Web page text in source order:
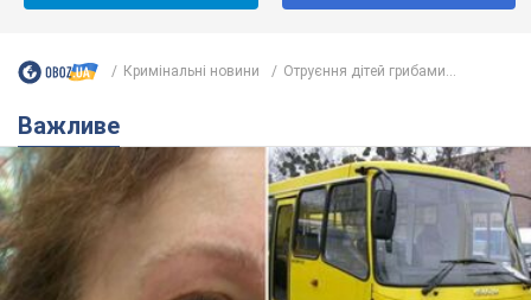
Кримінальні новини Отруєння дітей грибами...
Важливе